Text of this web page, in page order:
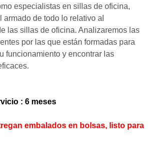
especialistas en sillas de oficina,
armado de todo lo relativo al
las sillas de oficina. Analizaremos las
por las que están formadas para
funcionamiento y encontrar las
: 6 meses
embalados en bolsas, listo para